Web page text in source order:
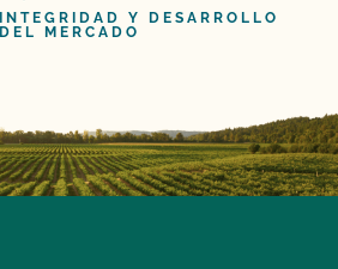
INTEGRIDAD Y DESARROLLO
DEL MERCADO